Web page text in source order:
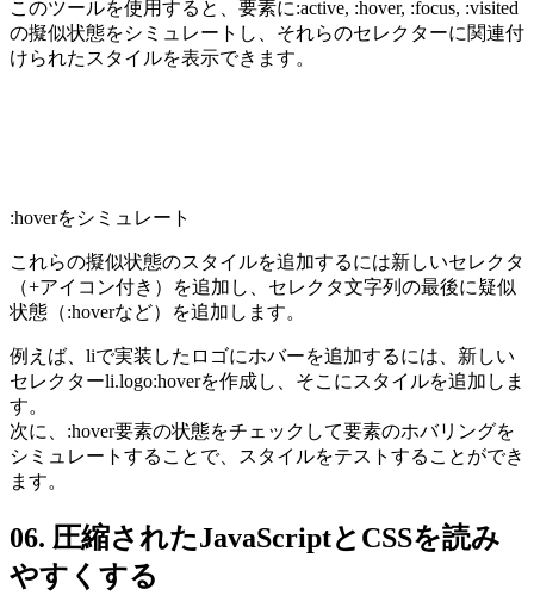
このツールを使用すると、要素に:active, :hover, :focus, :visited
の擬似状態をシミュレートし、それらのセレクターに関連付
けられたスタイルを表示できます。
:hoverをシミュレート
これらの擬似状態のスタイルを追加するには新しいセレクタ
（+アイコン付き）を追加し、セレクタ文字列の最後に疑似
状態（:hoverなど）を追加します。
例えば、liで実装したロゴにホバーを追加するには、新しい
セレクターli.logo:hoverを作成し、そこにスタイルを追加しま
す。
次に、:hover要素の状態をチェックして要素のホバリングを
シミュレートすることで、スタイルをテストすることができ
ます。
06. 圧縮されたJavaScriptとCSSを読み
やすくする